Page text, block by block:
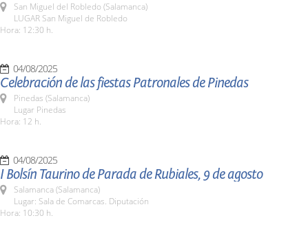
San Miguel del Robledo (Salamanca)
LUGAR San Miguel de Robledo
Hora: 12:30 h.
04/08/2025
Celebración de las fiestas Patronales de Pinedas
Pinedas (Salamanca)
Lugar Pinedas
Hora: 12 h.
04/08/2025
I Bolsín Taurino de Parada de Rubiales, 9 de agosto
Salamanca (Salamanca)
Lugar: Sala de Comarcas. Diputación
Hora: 10:30 h.